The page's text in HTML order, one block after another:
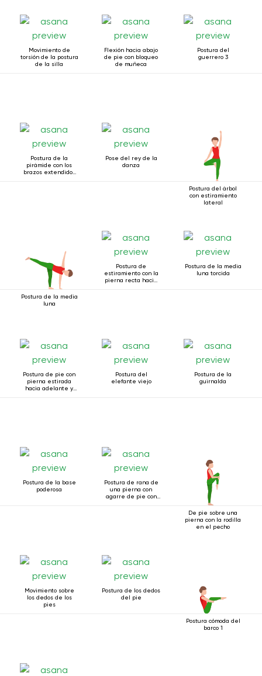
Movimiento de
torsión de la postura
de la silla
Flexión hacia abajo
de pie con bloqueo
de muñeca
Postura del
guerrero 3
Postura de la
pirámide con los
brazos extendidos
Pose del rey de la
danza
Postura del árbol
con estiramiento
lateral
Postura de la media
luna
Postura de
estiramiento con la
pierna recta hacia
Postura de la media
luna torcida
Postura de pie con
pierna estirada
hacia adelante y
Postura del
elefante viejo
Postura de la
guirnalda
Postura de la base
poderosa
Postura de rana de
una pierna con
agarre de pie con
De pie sobre una
pierna con la rodilla
en el pecho
Movimiento sobre
los dedos de los
pies
Postura de los dedos
del pie
Postura cómoda del
barco 1